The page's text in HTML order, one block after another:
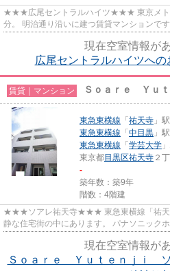
★★★広尾セントラルハイツ★★★ 東京メト
分。 明治通り沿いに建つ賃貸マンションで
現在空室情報が
広尾セントラルハイツへ
賃貸｜マンション Ｓｏａｒｅ Ｙｕ
東急東横線 「 祐天寺 」
東急東横線 「 中目黒 」
東急東横線 「 学芸大学
東京都目黒区祐天寺 ２
-
築年数：築9年
階数：4階建
★★★ソアレ祐天寺★★★ 東急東横線「祐天
静な住宅街の中にあります。 パナソニック
現在空室情報が
Ｓｏａｒｅ Ｙｕｔｅｎｊｉ